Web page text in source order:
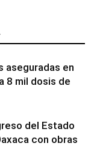
aseguradas en
8 mil dosis de
del Estado
con obras